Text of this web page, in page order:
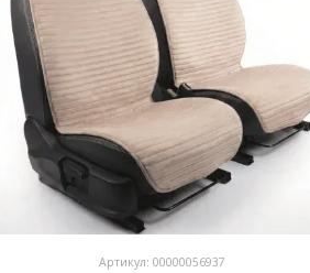
Артикул: 00000056937